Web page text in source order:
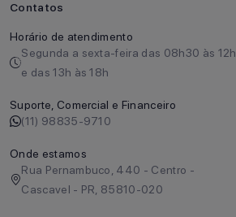
Contatos
Horário de atendimento
Segunda a sexta-feira das 08h30 às 12h
e das 13h às 18h
Suporte, Comercial e Financeiro
(11) 98835-9710
Onde estamos
Rua Pernambuco, 440 - Centro -
Cascavel - PR, 85810-020